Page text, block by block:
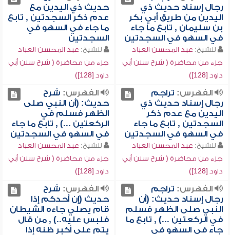
رجال إسناد حديث ذي
اليدين من طريق أبي بكر
بن سليمان , تابع ما جاء
في السهو في السجدتين
للشيخ: عبد المحسن العباد
جزء من محاضرة ( شرح سنن أبي
داود [128])
حديث ذي اليدين مع
عدم ذكر السجدتين , تابع
ما جاء في السهو في
السجدتين
للشيخ: عبد المحسن العباد
جزء من محاضرة ( شرح سنن أبي
داود [128])
الفهرس: تراجم
رجال إسناد حديث ذي
اليدين مع عدم ذكر
السجدتين , تابع ما جاء
في السهو في السجدتين
للشيخ: عبد المحسن العباد
جزء من محاضرة ( شرح سنن أبي
داود [128])
الفهرس: شرح
حديث: (أن النبي صلى
الظهر فسلم في
الركعتين ...) , تابع ما جاء
في السهو في السجدتين
للشيخ: عبد المحسن العباد
جزء من محاضرة ( شرح سنن أبي
داود [128])
الفهرس: تراجم
رجال إسناد حديث: (أن
النبي صلى الظهر فسلم
في الركعتين ...) , تابع ما
جاء في السهو في
الفهرس: شرح
حديث (إن أحدكم إذا
قام يصلي جاءه الشيطان
فلبس عليه..) , من قال
يتم على أكبر ظنه إذا